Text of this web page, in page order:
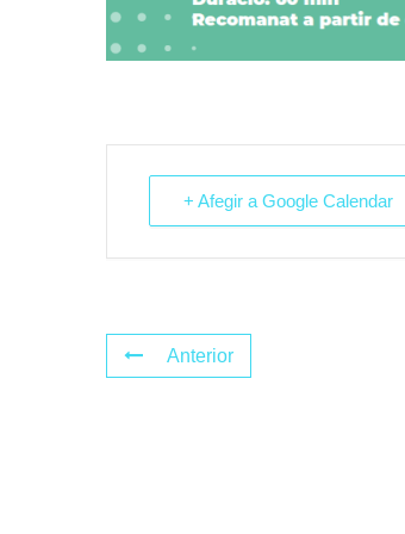
+ Afegir a Google Calendar
Anterior